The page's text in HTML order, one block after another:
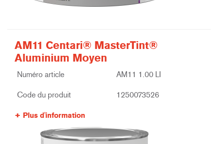
AM11 Centari® MasterTint®
Aluminium Moyen
Numéro article AM11 1.00 LI
Code du produit 1250073526
Plus d'information